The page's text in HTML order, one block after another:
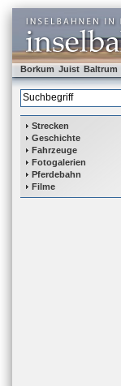
Borkum Juist Baltrum
Strecken
Geschichte
Fahrzeuge
Fotogalerien
Pferdebahn
Filme